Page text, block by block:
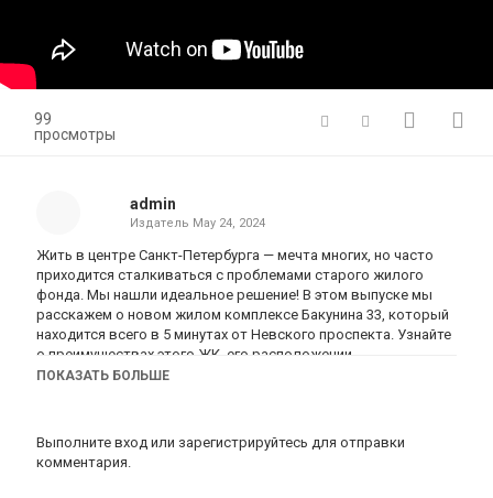
99
просмотры
admin
Издатель May 24, 2024
Жить в центре Санкт-Петербурга — мечта многих, но часто
приходится сталкиваться с проблемами старого жилого
фонда. Мы нашли идеальное решение! В этом выпуске мы
расскажем о новом жилом комплексе Бакунина 33, который
находится всего в 5 минутах от Невского проспекта. Узнайте
о преимуществах этого ЖК, его расположении,
инфраструктуре и ценах на квартиры.
пропустить важные новости в мире недвижимости!
Тайм-коды:
ПОКАЗАТЬ БОЛЬШЕ
Выполните вход или зарегистрируйтесь для отправки
комментария.